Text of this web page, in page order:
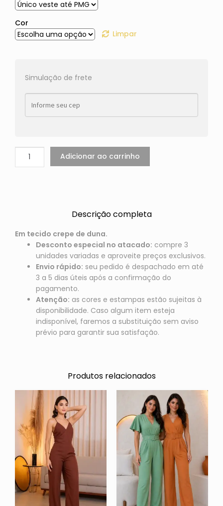
Cor
Limpar
Simulação de frete
Adicionar ao carrinho
Descrição completa
Em tecido crepe de duna.
Desconto especial no atacado: compre 3
unidades variadas e aproveite preços exclusivos.
Envio rápido: seu pedido é despachado em até
3 a 5 dias úteis após a confirmação do
pagamento.
Atenção: as cores e estampas estão sujeitas à
disponibilidade. Caso algum item esteja
indisponível, faremos a substituição sem aviso
prévio para garantir sua satisfação.
Produtos relacionados